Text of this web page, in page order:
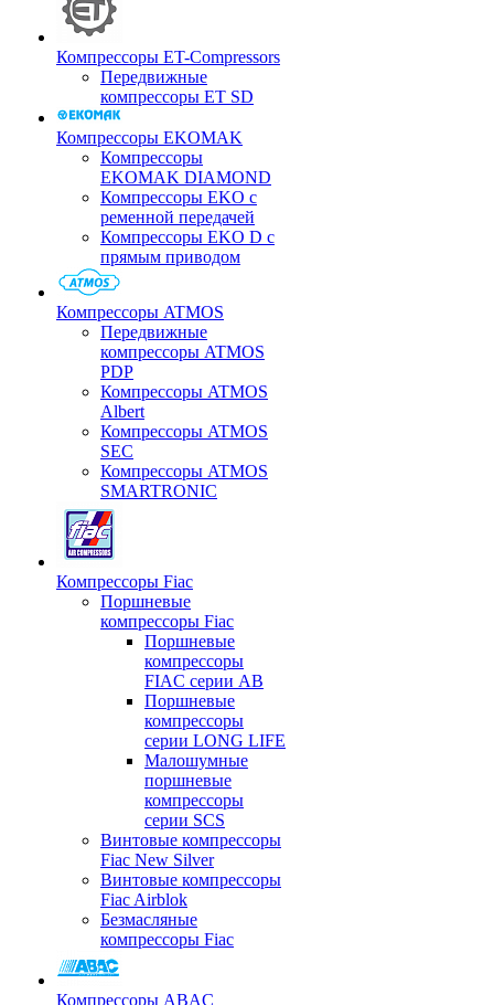
Компрессоры ET-Compressors
Передвижные
компрессоры ET SD
Компрессоры EKOMAK
Компрессоры
EKOMAK DIAMOND
Компрессоры EKO c
ременной передачей
Компрессоры EKO D с
прямым приводом
Компрессоры ATMOS
Передвижные
компрессоры ATMOS
PDP
Компрессоры ATMOS
Albert
Компрессоры ATMOS
SEC
Компрессоры ATMOS
SMARTRONIC
Компрессоры Fiac
Поршневые
компрессоры Fiac
Поршневые
компрессоры
FIAC серии AB
Поршневые
компрессоры
серии LONG LIFE
Малошумные
поршневые
компрессоры
серии SCS
Винтовые компрессоры
Fiac New Silver
Винтовые компрессоры
Fiac Airblok
Безмасляные
компрессоры Fiac
Компрессоры ABAC